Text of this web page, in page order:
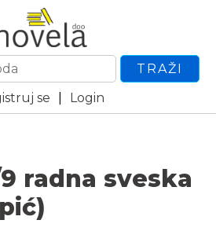
TRAŽI
se
Login
radna sveska